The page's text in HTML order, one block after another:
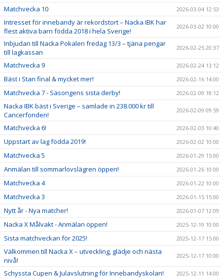
Matchvecka 10 2026-03-04 12:53
Intresset för innebandy är rekordstort – Nacka IBK har
flest aktiva barn födda 2018 i hela Sverige!
2026-03-02 10:00
Inbjudan till Nacka Pokalen fredag 13/3 – tjäna pengar
till lagkassan
2026-02-25 20:37
Matchvecka 9 2026-02-24 13:12
Bäst i Stan final & mycket mer! 2026-02-16 14:00
Matchvecka 7 - Säsongens sista derby! 2026-02-09 18:12
Nacka IBK bäst i Sverige – samlade in 238.000 kr till
Cancerfonden!
2026-02-09 09:59
Matchvecka 6! 2026-02-03 10:40
Uppstart av lag födda 2019! 2026-02-02 10:00
Matchvecka 5 2026-01-29 15:00
Anmälan till sommarlovslägren öppen! 2026-01-26 10:00
Matchvecka 4 2026-01-22 10:00
Matchvecka 3 2026-01-15 15:00
Nytt år - Nya matcher! 2026-01-07 12:09
Nacka X Målvakt - Anmälan öppen! 2025-12-19 10:00
Sista matchveckan för 2025! 2025-12-17 15:00
Välkommen till Nacka X – utveckling, glädje och nästa
nivå!
2025-12-17 10:00
Schyssta Cupen & Julavslutning för Innebandyskolan! 2025-12-11 14:00